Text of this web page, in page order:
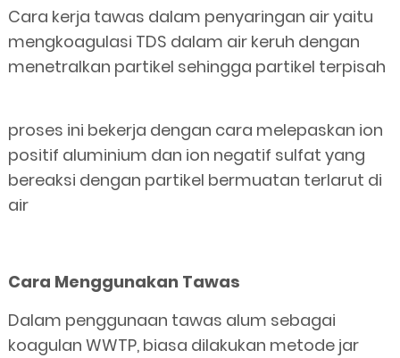
Cara kerja tawas dalam penyaringan air yaitu
mengkoagulasi TDS dalam air keruh dengan
menetralkan partikel sehingga partikel terpisah
proses ini bekerja dengan cara melepaskan ion
positif aluminium dan ion negatif sulfat yang
bereaksi dengan partikel bermuatan terlarut di
air
Cara Menggunakan Tawas
Dalam penggunaan tawas alum sebagai
koagulan WWTP, biasa dilakukan metode jar